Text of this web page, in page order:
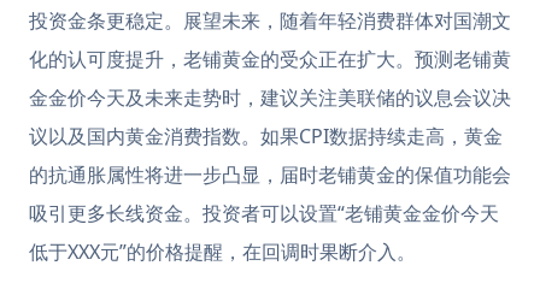
投资金条更稳定。展望未来，随着年轻消费群体对国潮文
化的认可度提升，老铺黄金的受众正在扩大。预测老铺黄
金金价今天及未来走势时，建议关注美联储的议息会议决
议以及国内黄金消费指数。如果CPI数据持续走高，黄金
的抗通胀属性将进一步凸显，届时老铺黄金的保值功能会
吸引更多长线资金。投资者可以设置“老铺黄金金价今天
低于XXX元”的价格提醒，在回调时果断介入。